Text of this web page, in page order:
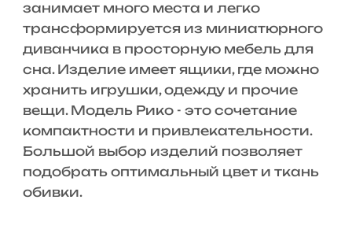
занимает много места и легко
трансформируется из миниатюрного
диванчика в просторную мебель для
сна. Изделие имеет ящики, где можно
хранить игрушки, одежду и прочие
вещи. Модель Рико - это сочетание
компактности и привлекательности.
Большой выбор изделий позволяет
подобрать оптимальный цвет и ткань
обивки.